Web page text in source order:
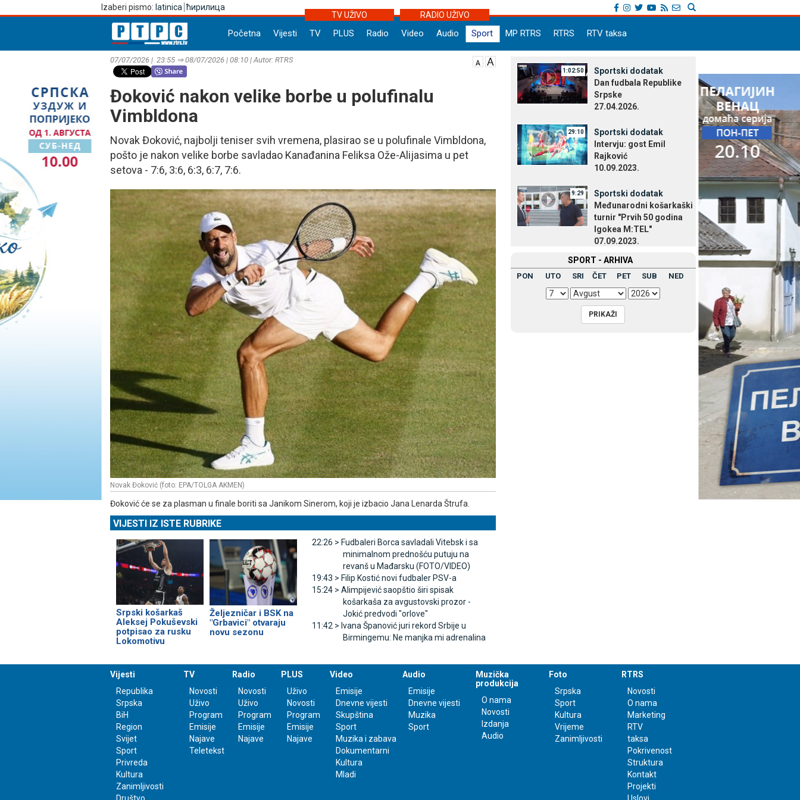
Izaberi pismo: latinica ћирилица
TV UŽIVO
RADIO UŽIVO
Početna Vijesti TV PLUS Radio Video Audio Sport MP RTRS RTRS RTV taksa
07/07/2026 | 23:55 ⇒ 08/07/2026 | 08:10 | Autor: RTRS
Đoković nakon velike borbe u polufinalu
Vimbldona
Novak Đoković, najbolji teniser svih vremena, plasirao se u polufinale Vimbldona,
pošto je nakon velike borbe savladao Kanađanina Feliksa Ože-Alijasima u pet
setova - 7:6, 3:6, 6:3, 6:7, 7:6.
Novak Đoković (foto: EPA/TOLGA AKMEN)
Đoković će se za plasman u finale boriti sa Јanikom Sinerom, koji je izbacio Јana Lenarda Štrufa.
VIJESTI IZ ISTE RUBRIKE
Srpski košarkaš
Aleksej Pokuševski
potpisao za rusku
Lokomotivu
Željezničar i BSK na
"Grbavici" otvaraju
novu sezonu
22:26 > Fudbaleri Borca savladali Vitebsk i sa
minimalnom prednošću putuju na
revanš u Mađarsku (FOTO/VIDEO)
19:43 > Filip Kostić novi fudbaler PSV-a
15:24 > Alimpijević saopštio širi spisak
košarkaša za avgustovski prozor -
Јokić predvodi "orlove"
11:42 > Ivana Španović juri rekord Srbije u
Birmingemu: Ne manjka mi adrenalina
1:02:50
Sportski dodatak
Dan fudbala Republike
Srpske
27.04.2026.
29:10
Sportski dodatak
Intervju: gost Emil
Rajković
10.09.2023.
9:29
Sportski dodatak
Međunarodni košarkaški
turnir "Prvih 50 godina
Igokea M:TEL"
07.09.2023.
SPORT - ARHIVA
PON UTO SRI ČET PET SUB NED
Vijesti
Republika
Srpska
BiH
Region
Svijet
Sport
Privreda
Kultura
Zanimljivosti
TV
Novosti
Uživo
Program
Emisije
Najave
Teletekst
Radio
Novosti
Uživo
Program
Emisije
Najave
PLUS
Uživo
Novosti
Program
Emisije
Najave
Video
Emisije
Dnevne vijesti
Skupština
Sport
Muzika i zabava
Dokumentarni
Kultura
Mladi
Audio
Emisije
Dnevne vijesti
Muzika
Sport
Muzička
produkcija
O nama
Novosti
Izdanja
Audio
Foto
Srpska
Sport
Kultura
Vrijeme
Zanimljivosti
RTRS
Novosti
O nama
Marketing
RTV
taksa
Pokrivenost
Struktura
Kontakt
Projekti